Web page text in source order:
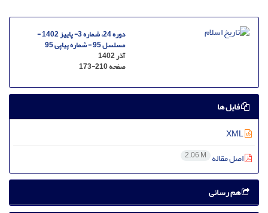
دوره 24، شماره 3- پاییز 1402 -
مسلسل 95 - شماره پیاپی 95
آذر 1402
صفحه173-210
فایل ها
اصل مقاله 2.06 M
هم رسانی